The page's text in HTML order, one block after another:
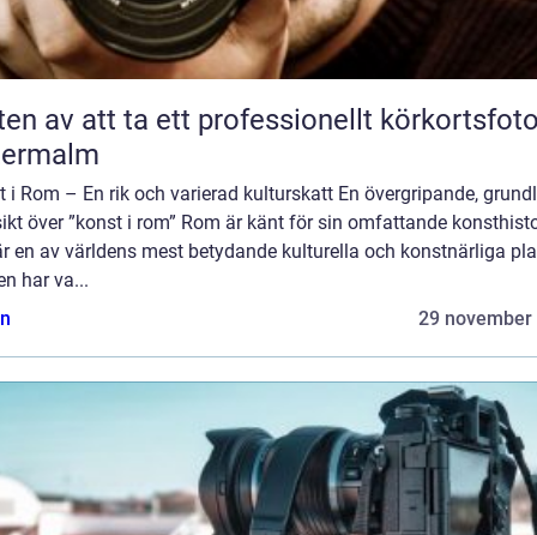
av att ta ett professionellt
i Rom – En rik och varierad kulturskatt En övergripande,
över ”konst i rom” Rom är känt för sin omfattande
en av världens mest betydande kulturella och konstnärliga
har va...
29 november